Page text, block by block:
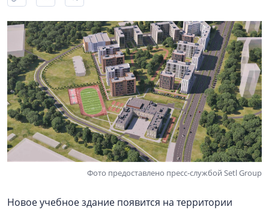
Фото предоставлено пресс-службой Setl Group
Новое учебное здание появится на территории